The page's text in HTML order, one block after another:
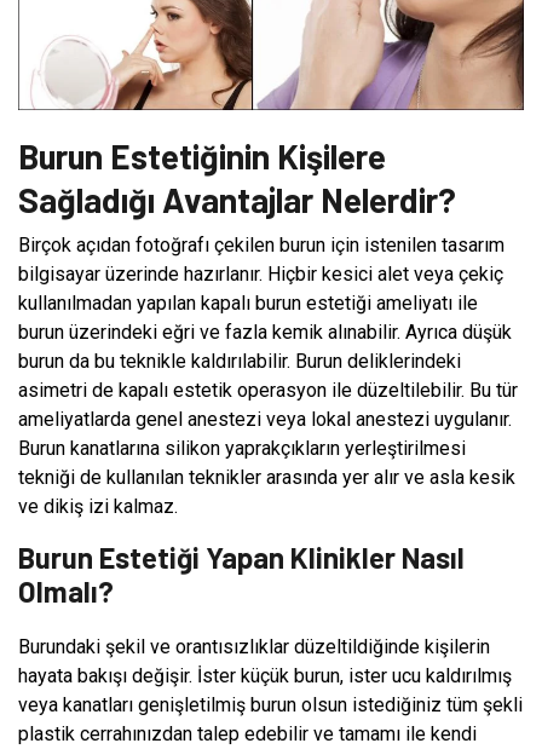
Burun Estetiğinin Kişilere
Sağladığı Avantajlar Nelerdir?
Birçok açıdan fotoğrafı çekilen burun için istenilen tasarım
bilgisayar üzerinde hazırlanır. Hiçbir kesici alet veya çekiç
kullanılmadan yapılan kapalı burun estetiği ameliyatı ile
burun üzerindeki eğri ve fazla kemik alınabilir. Ayrıca düşük
burun da bu teknikle kaldırılabilir. Burun deliklerindeki
asimetri de kapalı estetik operasyon ile düzeltilebilir. Bu tür
ameliyatlarda genel anestezi veya lokal anestezi uygulanır.
Burun kanatlarına silikon yaprakçıkların yerleştirilmesi
tekniği de kullanılan teknikler arasında yer alır ve asla kesik
ve dikiş izi kalmaz.
Burun Estetiği Yapan Klinikler Nasıl
Olmalı?
Burundaki şekil ve orantısızlıklar düzeltildiğinde kişilerin
hayata bakışı değişir. İster küçük burun, ister ucu kaldırılmış
veya kanatları genişletilmiş burun olsun istediğiniz tüm şekli
plastik cerrahınızdan talep edebilir ve tamamı ile kendi